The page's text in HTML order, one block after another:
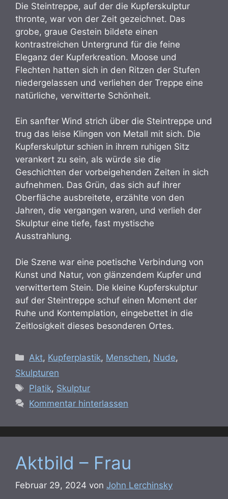
Die Steintreppe, auf der die Kupferskulptur
thronte, war von der Zeit gezeichnet. Das
grobe, graue Gestein bildete einen
kontrastreichen Untergrund für die feine
Eleganz der Kupferkreation. Moose und
Flechten hatten sich in den Ritzen der Stufen
niedergelassen und verliehen der Treppe eine
natürliche, verwitterte Schönheit.
Ein sanfter Wind strich über die Steintreppe und
trug das leise Klingen von Metall mit sich. Die
Kupferskulptur schien in ihrem ruhigen Sitz
verankert zu sein, als würde sie die
Geschichten der vorbeigehenden Zeiten in sich
aufnehmen. Das Grün, das sich auf ihrer
Oberfläche ausbreitete, erzählte von den
Jahren, die vergangen waren, und verlieh der
Skulptur eine tiefe, fast mystische
Ausstrahlung.
Die Szene war eine poetische Verbindung von
Kunst und Natur, von glänzendem Kupfer und
verwittertem Stein. Die kleine Kupferskulptur
auf der Steintreppe schuf einen Moment der
Ruhe und Kontemplation, eingebettet in die
Zeitlosigkeit dieses besonderen Ortes.
Kategorien
Akt, Kupferplastik, Menschen, Nude,
Skulpturen
Schlagwörter
Platik, Skulptur
Kommentar hinterlassen
Aktbild – Frau
Februar 29, 2024 von John Lerchinsky